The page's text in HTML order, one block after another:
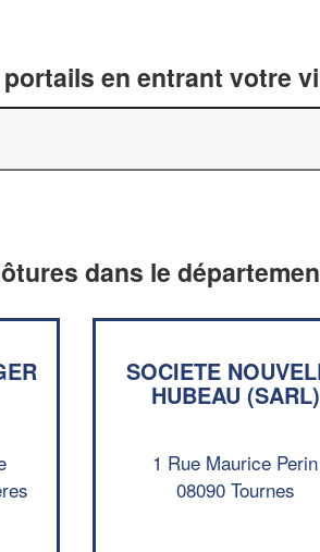
en entrant votre
dans le
SOCIETE
HUBEAU (SARL)
1 Rue Maurice Perin
08090 Tournes